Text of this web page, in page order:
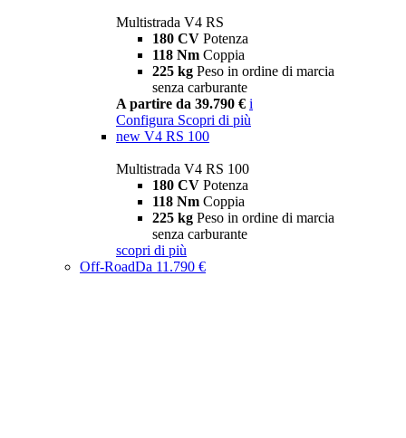
Multistrada V4 RS
180 CV Potenza
118 Nm Coppia
225 kg Peso in ordine di marcia
senza carburante
A partire da 39.790 € i
Configura Scopri di più
new V4 RS 100
Multistrada V4 RS 100
180 CV Potenza
118 Nm Coppia
225 kg Peso in ordine di marcia
senza carburante
scopri di più
Off-RoadDa 11.790 €